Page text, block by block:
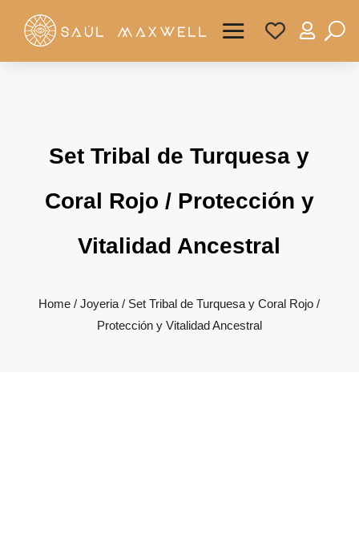

Set Tribal de Turquesa y
Coral Rojo / Protección y
Vitalidad Ancestral
Home /Joyeria / Set Tribal de Turquesa y Coral Rojo /
Protección y Vitalidad Ancestral